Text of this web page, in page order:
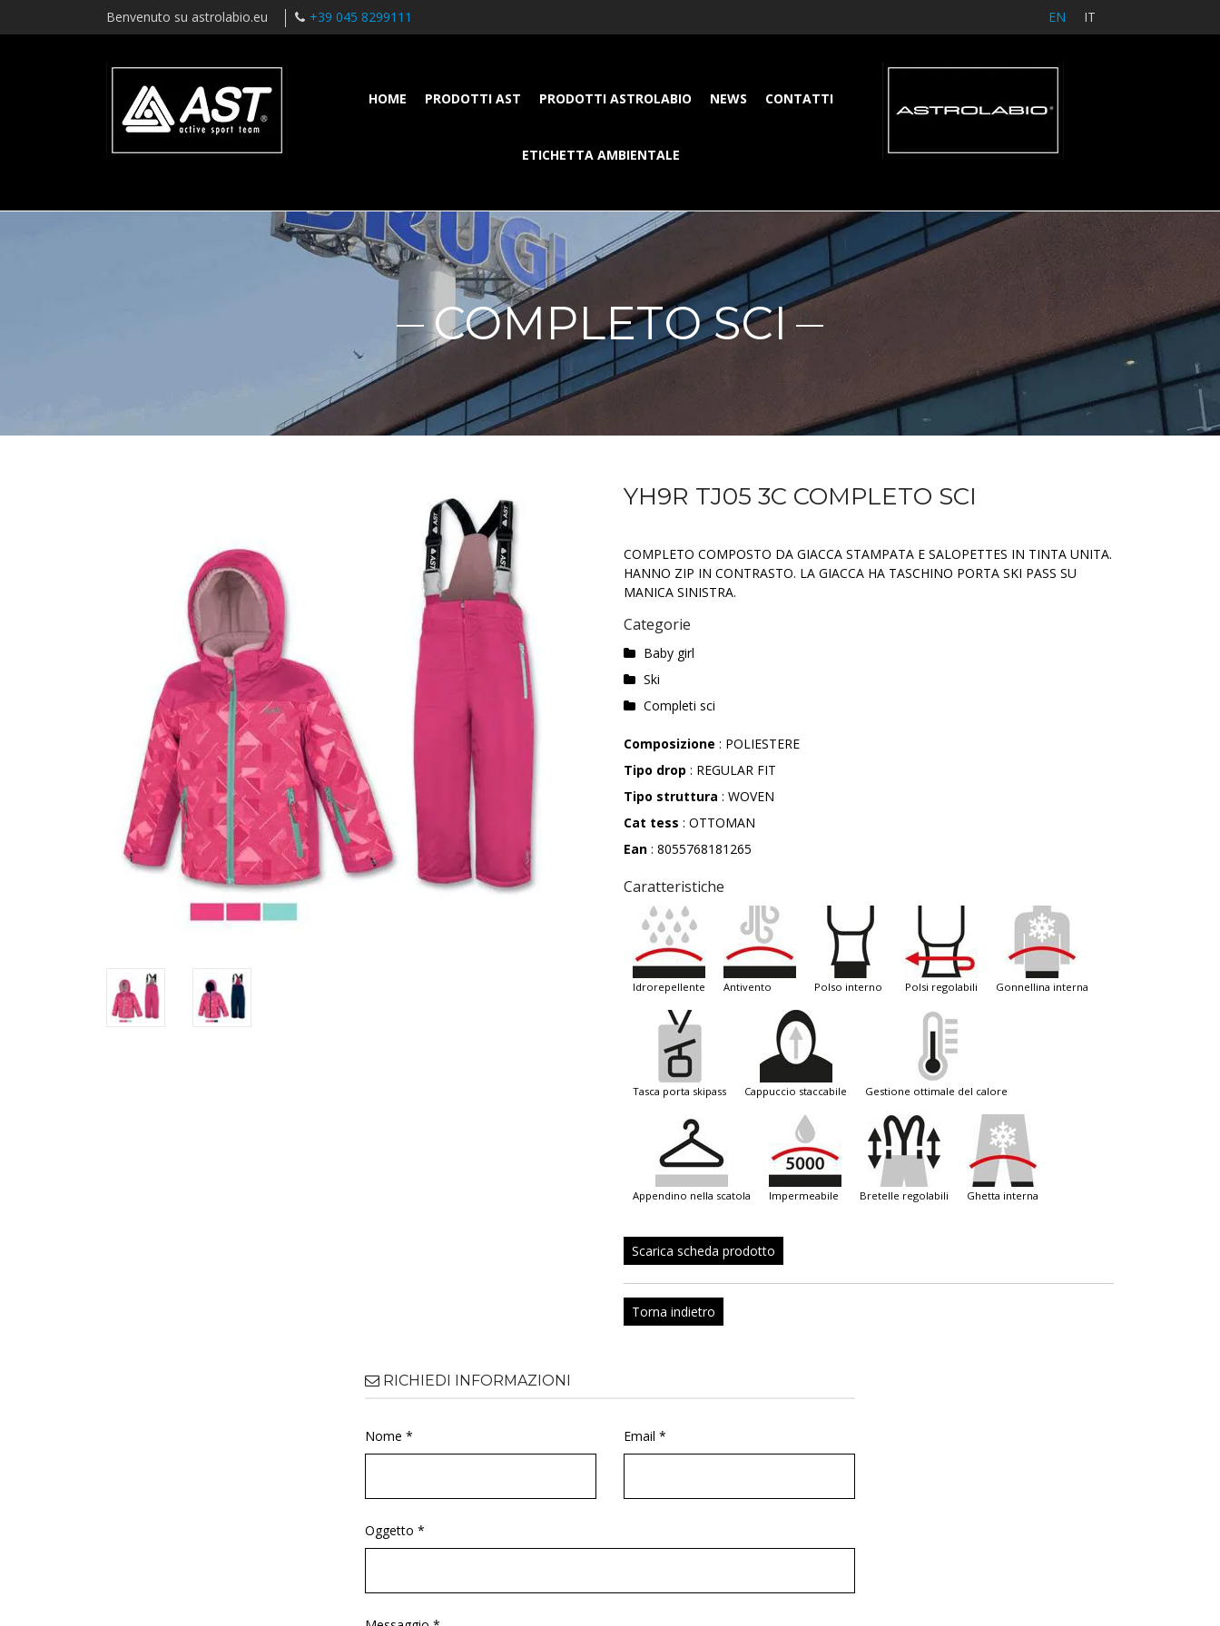
Benvenuto su astrolabio.eu +39 045 8299111 EN IT
HOME PRODOTTI AST PRODOTTI ASTROLABIO NEWS CONTATTI
ETICHETTA AMBIENTALE
COMPLETO SCI
YH9R TJ05 3C COMPLETO SCI
COMPLETO COMPOSTO DA GIACCA STAMPATA E SALOPETTES IN TINTA UNITA.
HANNO ZIP IN CONTRASTO. LA GIACCA HA TASCHINO PORTA SKI PASS SU
MANICA SINISTRA.
Categorie
Baby girl
Ski
Completi sci
Composizione : POLIESTERE
Tipo drop : REGULAR FIT
Tipo struttura : WOVEN
Cat tess : OTTOMAN
Ean : 8055768181265
Caratteristiche
idrorepellente antivento polso interno polsi regolabili gonnellina interna
tasca porta skipass cappuccio staccabile gestione ottimale del calore
appendino nella scatola impermeabile bretelle regolabili ghetta interna
Scarica scheda prodotto
Torna indietro
RICHIEDI INFORMAZIONI
Nome * Email *
Oggetto *